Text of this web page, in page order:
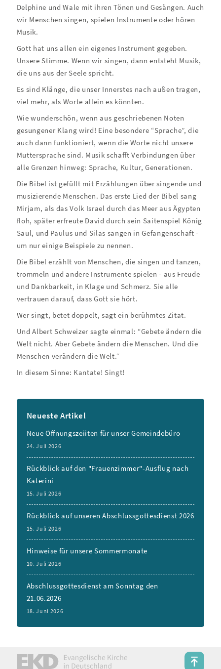
Delphine und Wale mit ihren Tönen und Gesängen. Auch
wir Menschen singen, spielen Instrumente oder hören
Musik.
Gott hat uns allen ein eigenes Instrument gegeben.
Unsere Stimme. Wenn wir singen, dann entsteht Musik,
die uns aus der Seele spricht.
Es sind Klänge, die unser Innerstes nach außen tragen,
viel mehr, als Worte allein es könnten.
Wie wunderschön, wenn aus geschriebenen Noten
gesungener Klang wird! Eine besondere “Sprache”, die
auch dann funktioniert, wenn die Worte nicht unsere
Muttersprache sind. Musik schafft Verbindungen über
alle Grenzen hinweg: Sprache, Kultur, Generationen.
Die Bibel ist gefüllt mit Erzählungen über singende und
musizierende Menschen. Das erste Lied der Bibel sang
Mirjam, als das Volk Israel durch das Meer aus Ägypten
floh, später erfreute David durch sein Saitenspiel König
Saul, und Paulus und Silas sangen in Gefangenschaft -
um nur einige Beispiele zu nennen.
Die Bibel erzählt von Menschen, die singen und tanzen,
trommeln und andere Instrumente spielen - aus Freude
und Dankbarkeit, in Klage und Schmerz. Sie alle
vertrauen darauf, dass Gott sie hört.
Wer singt, betet doppelt, sagt ein berühmtes Zitat.
Und Albert Schweizer sagte einmal: “Gebete ändern die
Welt nicht. Aber Gebete ändern die Menschen. Und die
Menschen verändern die Welt.“
In diesem Sinne: Kantate! Singt!
Neueste Artikel
Neue Öffnungszeiiten für unser Gemeindebüro
24. Juli 2026
Rückblick auf den "Frauenzimmer"-Ausflug nach
Katerini
15. Juli 2026
Rückblick auf unseren Abschlussgottesdienst 2026
15. Juli 2026
Hinweise für unsere Sommermonate
10. Juli 2026
Abschlussgottesdienst am Sonntag den
21.06.2026
18. Juni 2026